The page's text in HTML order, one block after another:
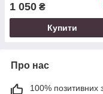
1 050 ₴
Купити
Про нас
100% позитивних з